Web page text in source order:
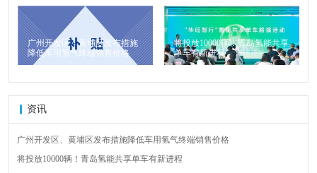
广州开发区、黄埔区发布措施
降低车用氢气终端销售价格
将投放10000辆！青岛氢能共享
单车有新进程
资讯
广州开发区、黄埔区发布措施降低车用氢气终端销售价格
将投放10000辆！青岛氢能共享单车有新进程